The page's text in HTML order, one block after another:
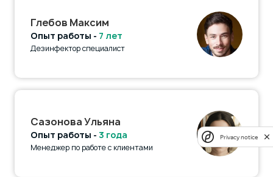
Глебов Максим
Опыт работы - 7 лет
Дезинфектор специалист
Сазонова Ульяна
Опыт работы - 3 года
Менеджер по работе с клиентами
Privacy notice